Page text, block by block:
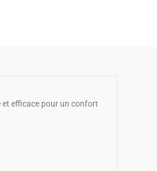
et efficace pour un confort